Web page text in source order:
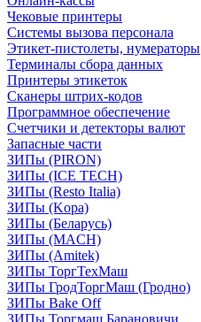
Чековые принтеры
Системы вызова персонала
Этикет-пистолеты, нумераторы
Терминалы сбора данных
Принтеры этикеток
Сканеры штрих-кодов
Программное обеспечение
Счетчики и детекторы валют
Запасные части
ЗИПы (PIRON)
ЗИПы (ICE TECH)
ЗИПы (Resto Italia)
ЗИПы (Kopa)
ЗИПы (Беларусь)
ЗИПы (MACH)
ЗИПы (Amitek)
ЗИПы ТоргТехМаш
ЗИПы ГродТоргМаш (Гродно)
ЗИПы Bake Off
ЗИПы Торгмаш Барановичи